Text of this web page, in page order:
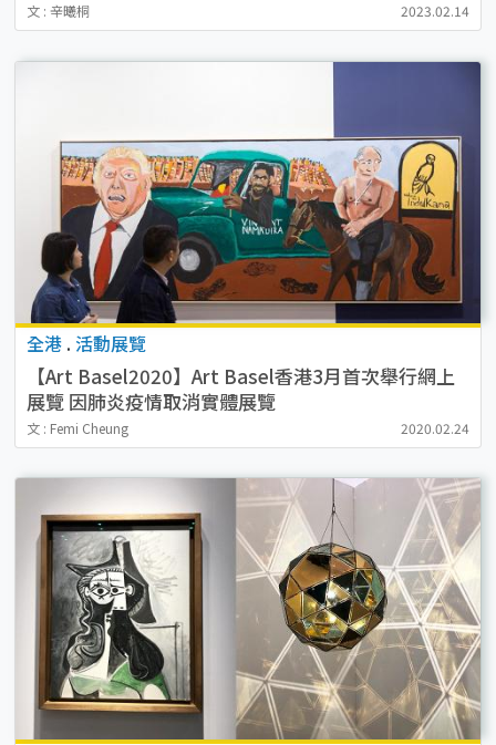
文 : 辛曦桐 2023.02.14
全港 . 活動展覽
【Art Basel2020】Art Basel香港3月首次舉行網上
展覽 因肺炎疫情取消實體展覽
文 : Femi Cheung 2020.02.24